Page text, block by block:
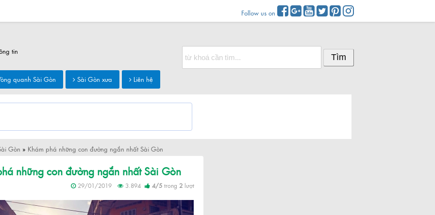
Follow us on
tin
quanh Sài Gòn Sài Gòn xưa Liên hệ
Gòn » Khám phá những con đường ngắn nhất Sài Gòn
những con đường ngắn nhất Sài Gòn
29/01/2019 3.894 4/5 trong 2 lượt